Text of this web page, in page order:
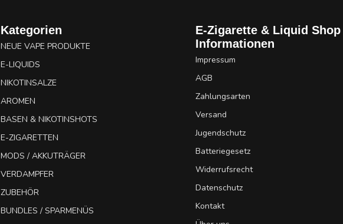
Kategorien
NEUE VAPE PRODUKTE
E-LIQUIDS
NIKOTINSALZE
AROMEN
BASEN & NIKOTINSHOTS
E-ZIGARETTEN
MODS / AKKUTRÄGER
VERDAMPFER
ZUBEHÖR
BUNDLES / SPARMENÜS
E-Zigarette & Liquid Shop
Informationen
Impressum
AGB
Zahlungsarten
Versand
Jugendschutz
Batteriegesetz
Widerrufsrecht
Datenschutz
Kontakt